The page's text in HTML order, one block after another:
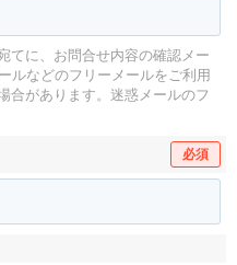
てに、お問合せ内容の確認メー
ルなどのフリーメールをご利用
合があります。 迷惑メールのフ
必須